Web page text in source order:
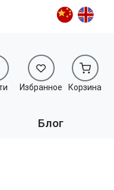
Избранное Корзина
Блог